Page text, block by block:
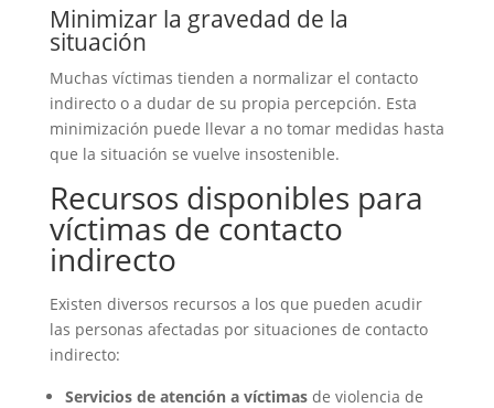
Minimizar la gravedad de la
situación
Muchas víctimas tienden a normalizar el contacto
indirecto o a dudar de su propia percepción. Esta
minimización puede llevar a no tomar medidas hasta
que la situación se vuelve insostenible.
Recursos disponibles para
víctimas de contacto
indirecto
Existen diversos recursos a los que pueden acudir
las personas afectadas por situaciones de contacto
indirecto:
Servicios de atención a víctimasde violencia de